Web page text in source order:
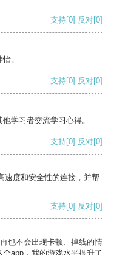
支持[0] 反对[0]
。
支持[0] 反对[0]
学习者交流学习心得。
支持[0] 反对[0]
速度和安全性的连接，并帮
支持[0] 反对[0]
也不会出现卡顿、掉线的情
app，我的游戏水平提升了